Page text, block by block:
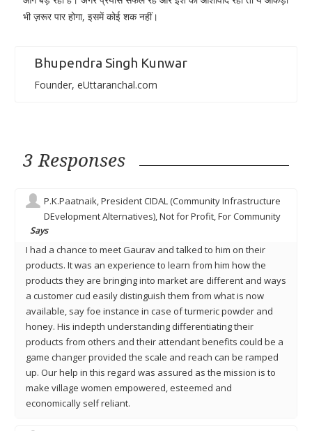
भी ज़रूर पार होगा, इसमें कोई शक नहीं।
Bhupendra Singh Kunwar
Founder, eUttaranchal.com
3 Responses
P.K.Paatnaik, President CIDAL (Community Infrastructure
DEvelopment Alternatives), Not for Profit, For Community
Says
I had a chance to meet Gaurav and talked to him on their
products. It was an experience to learn from him how the
products they are bringing into market are different and ways
a customer cud easily distinguish them from what is now
available, say foe instance in case of turmeric powder and
honey. His indepth understanding differentiating their
products from others and their attendant benefits could be a
game changer provided the scale and reach can be ramped
up. Our help in this regard was assured as the mission is to
make village women empowered, esteemed and
economically self reliant.